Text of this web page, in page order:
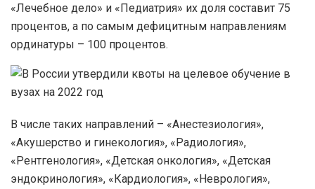
«Лечебное дело» и «Педиатрия» их доля составит 75
процентов, а по самым дефицитным направлениям
ординатуры – 100 процентов.
В числе таких направлений – «Анестезиология»,
«Акушерство и гинекология», «Радиология»,
«Рентгенология», «Детская онкология», «Детская
эндокринология», «Кардиология», «Неврология»,